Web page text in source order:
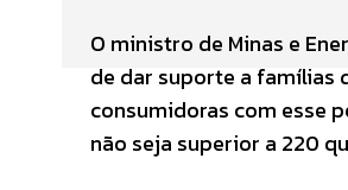
O ministro de Minas e
de dar suporte a famílias
consumidoras com esse
não seja superior a 220